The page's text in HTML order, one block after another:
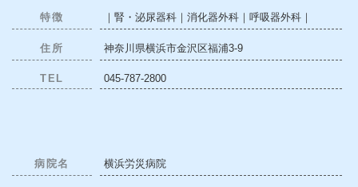
特徴 ｜腎・泌尿器科｜消化器外科｜呼吸器外科｜
住所 神奈川県横浜市金沢区福浦3-9
TEL 045-787-2800
病院名 横浜労災病院